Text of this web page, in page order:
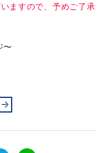
ますので、予めご了承
〜